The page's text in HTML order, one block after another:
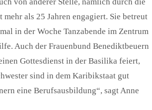
als 25 Jahren engagiert. Sie betreut
in der Woche Tanzabende im Zentrum
Auch der Frauenbund Benediktbeuern
Gottesdienst in der Basilika feiert,
sind in dem Karibikstaat gut
eine Berufsausbildung“, sagt Anne